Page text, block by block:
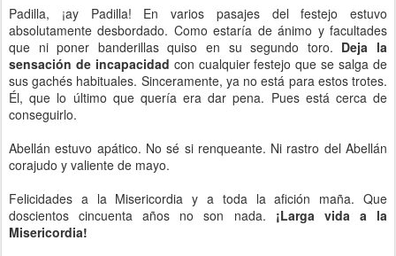
Padilla, ¡ay Padilla! En varios pasajes del festejo estuvo
absolutamente desbordado. Como estaría de ánimo y facultades
que ni poner banderillas quiso en su segundo toro. Deja la
sensación de incapacidad con cualquier festejo que se salga de
sus gachés habituales. Sinceramente, ya no está para estos trotes.
Él, que lo último que quería era dar pena. Pues está cerca de
conseguirlo.
Abellán estuvo apático. No sé si renqueante. Ni rastro del Abellán
corajudo y valiente de mayo.
Felicidades a la Misericordia y a toda la afición maña. Que
doscientos cincuenta años no son nada. ¡Larga vida a la
Misericordia!